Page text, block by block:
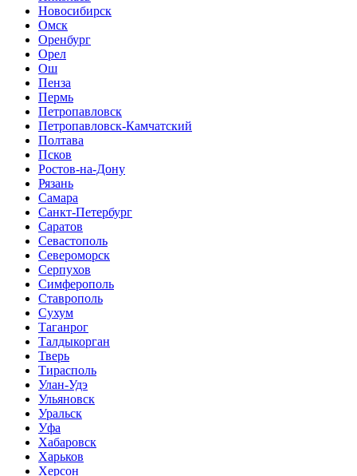
Новосибирск
Омск
Оренбург
Орел
Ош
Пенза
Пермь
Петропавловск
Петропавловск-Камчатский
Полтава
Псков
Ростов-на-Дону
Рязань
Самара
Санкт-Петербург
Саратов
Севастополь
Североморск
Серпухов
Симферополь
Ставрополь
Сухум
Таганрог
Tалдыкорган
Тверь
Тирасполь
Улан-Удэ
Ульяновск
Уральск
Уфа
Хабаровск
Харьков
Херсон